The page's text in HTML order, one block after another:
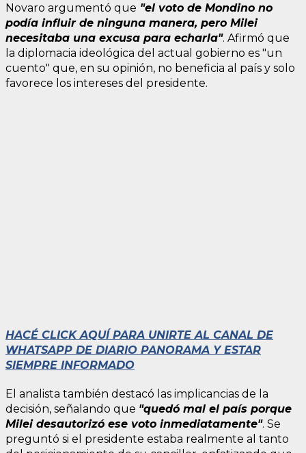
Novaro argumentó que "el voto de Mondino no
podía influir de ninguna manera, pero Milei
necesitaba una excusa para echarla". Afirmó que
la diplomacia ideológica del actual gobierno es "un
cuento" que, en su opinión, no beneficia al país y solo
favorece los intereses del presidente.
HACÉ CLICK AQUÍ PARA UNIRTE AL CANAL DE
WHATSAPP DE DIARIO PANORAMA Y ESTAR
SIEMPRE INFORMADO
El analista también destacó las implicancias de la
decisión, señalando que "quedó mal el país porque
Milei desautorizó ese voto inmediatamente". Se
preguntó si el presidente estaba realmente al tanto